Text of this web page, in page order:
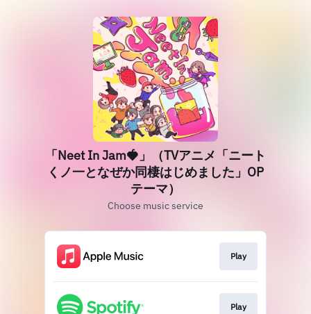
「Neet In Jam🍓」（TVアニメ「ニート
くノ一となぜか同棲はじめました」OP
テーマ）
Choose music service
Play
Play